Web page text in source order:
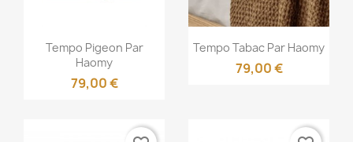
Aperçu rapide
Tempo Pigeon Par
Haomy
79,00 €
Aperçu rapide
Tempo Tabac Par Haomy
79,00 €